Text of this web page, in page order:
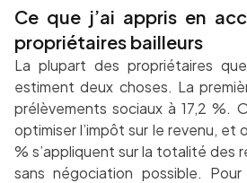
Ce que j’ai appris en
propriétaires bailleurs
La plupart des propriétaires
estiment deux choses. La
prélèvements sociaux à 17,2 %.
optimiser l’impôt sur le revenu, et
% s’appliquent sur la totalité des
sans négociation possible.